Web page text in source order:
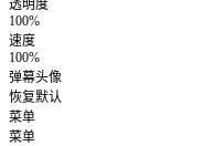
透明度
100%
速度
100%
弹幕头像
恢复默认
菜单
菜单